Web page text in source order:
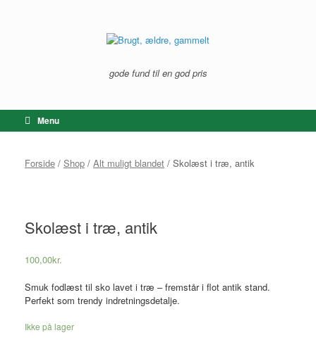
gode fund til en god pris
Menu
Forside / Shop / Alt muligt blandet / Skolæst i træ, antik
Skolæst i træ, antik
100,00kr.
Smuk fodlæst til sko lavet i træ – fremstår i flot antik stand.
Perfekt som trendy indretningsdetalje.
Ikke på lager